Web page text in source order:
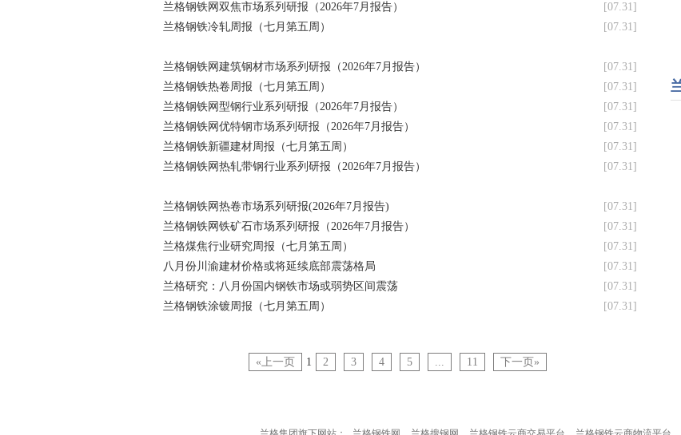
兰格钢铁网双焦市场系列研报（2026年7月报告）
[07.31]
兰格钢铁冷轧周报（七月第五周）
[07.31]
兰格钢铁网建筑钢材市场系列研报（2026年7月报告）
[07.31]
兰格钢铁热卷周报（七月第五周）
[07.31]
兰格钢铁网型钢行业系列研报（2026年7月报告）
[07.31]
兰格钢铁网优特钢市场系列研报（2026年7月报告）
[07.31]
兰格钢铁新疆建材周报（七月第五周）
[07.31]
兰格钢铁网热轧带钢行业系列研报（2026年7月报告）
[07.31]
兰格钢铁网热卷市场系列研报(2026年7月报告)
[07.31]
兰格钢铁网铁矿石市场系列研报（2026年7月报告）
[07.31]
兰格煤焦行业研究周报（七月第五周）
[07.31]
八月份川渝建材价格或将延续底部震荡格局
[07.31]
兰格研究：八月份国内钢铁市场或弱势区间震荡
[07.31]
兰格钢铁涂镀周报（七月第五周）
[07.31]
«上一页 1 2 3 4 5 ... 11 下一页»